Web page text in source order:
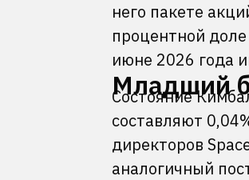
него пакете
процентной
июне 2026 года
Младший
Состояние
составляют
директоров
аналогичный